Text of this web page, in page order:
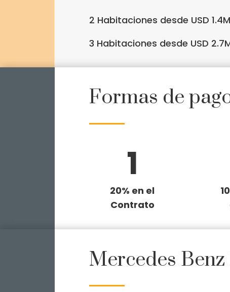
2 Habitaciones desde USD 1.4M
3 Habitaciones desde USD
Formas de
1
20% en el
Contrato
1
Mercedes